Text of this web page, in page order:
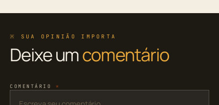
※ SUA OPINIÃO IMPORTA
Deixe umcomentário
COMENTÁRIO *